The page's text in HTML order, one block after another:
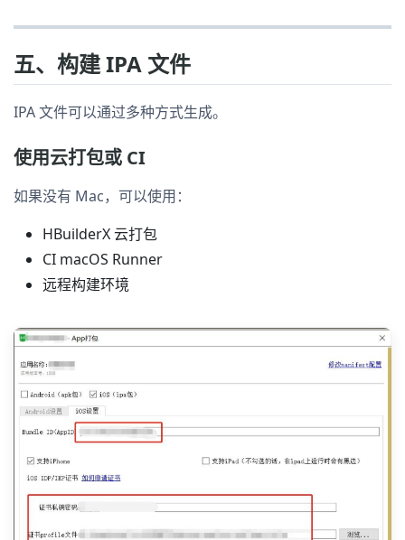
五、构建 IPA 文件
IPA 文件可以通过多种方式生成。
使用云打包或 CI
如果没有 Mac，可以使用：
HBuilderX 云打包
CI macOS Runner
远程构建环境